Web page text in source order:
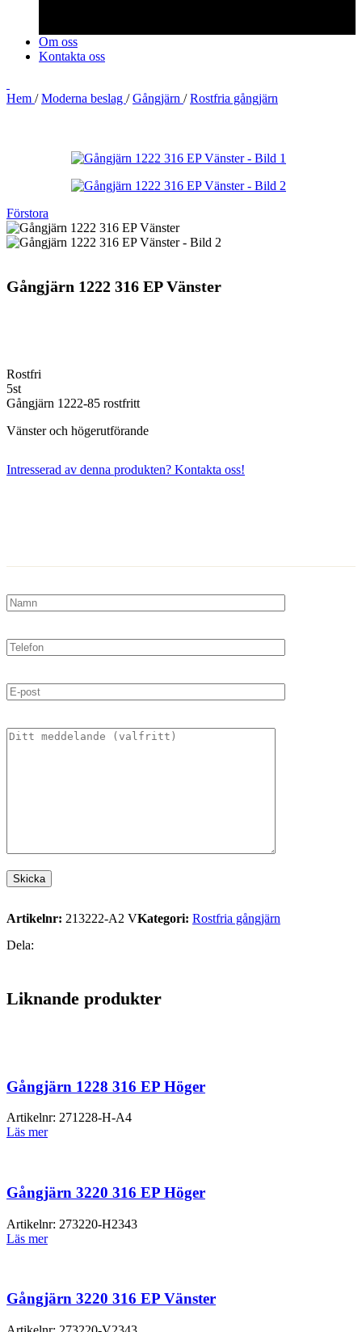
Om oss
Kontakta oss
Hem / Moderna beslag / Gångjärn / Rostfria gångjärn
Förstora
Gångjärn 1222 316 EP Vänster
Rostfri
5st
Gångjärn 1222-85 rostfritt
Vänster och högerutförande
Intresserad av denna produkten? Kontakta oss!
Artikelnr: 213222-A2 VKategori: Rostfria gångjärn
Dela:
Liknande produkter
Gångjärn 1228 316 EP Höger
Artikelnr: 271228-H-A4
Läs mer
Gångjärn 3220 316 EP Höger
Artikelnr: 273220-H2343
Läs mer
Gångjärn 3220 316 EP Vänster